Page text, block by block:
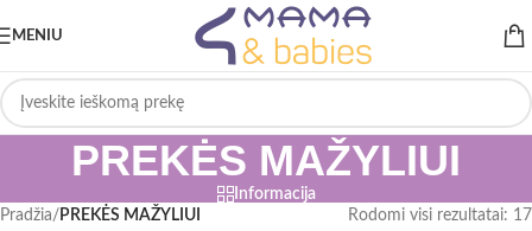
MENIU
PREKĖS MAŽYLIUI
Informacija
Pradžia/ PREKĖS MAŽYLIUI Rodomi visi rezultatai: 17